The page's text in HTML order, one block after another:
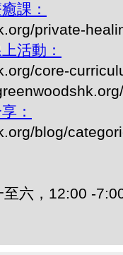
課：
private-
活動：
core-
：
blog/
六，12:00 -